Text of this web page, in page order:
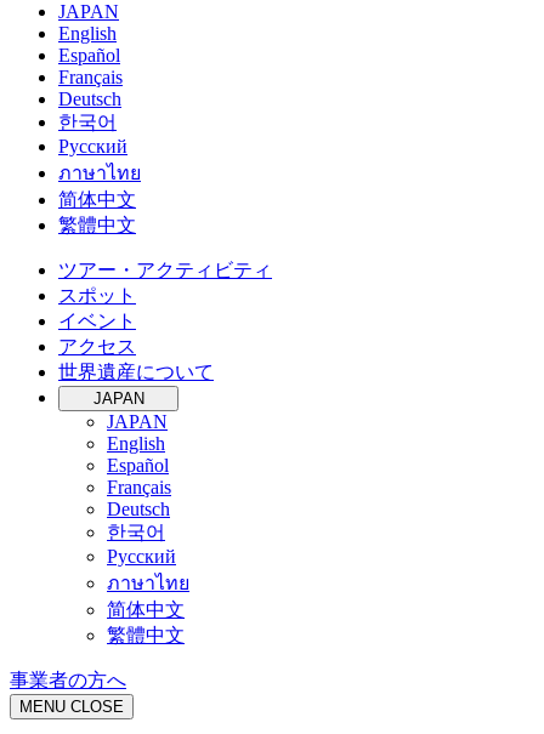
JAPAN
English
Español
Français
Deutsch
한국어
Русский
ภาษาไทย
简体中文
繁體中文
ツアー・アクティビティ
スポット
イベント
アクセス
世界遺産について
JAPAN
JAPAN
English
Español
Français
Deutsch
한국어
Русский
ภาษาไทย
简体中文
繁體中文
事業者の方へ
MENU CLOSE